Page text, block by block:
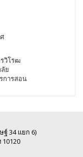
วิโรฒ
ย
การสอน
34 แยก 6)
10120